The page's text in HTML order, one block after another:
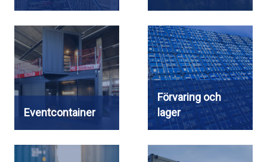
Eventcontainer
Förvaring och
lager